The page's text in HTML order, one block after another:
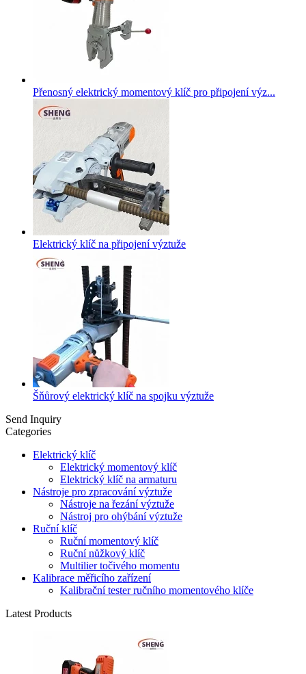
Přenosný elektrický momentový klíč pro připojení výz...
Elektrický klíč na připojení výztuže
Šňůrový elektrický klíč na spojku výztuže
Send Inquiry
Categories
Elektrický klíč
Elektrický momentový klíč
Elektrický klíč na armaturu
Nástroje pro zpracování výztuže
Nástroje na řezání výztuže
Nástroj pro ohýbání výztuže
Ruční klíč
Ruční momentový klíč
Ruční nůžkový klíč
Multilier točivého momentu
Kalibrace měřicího zařízení
Kalibrační tester ručního momentového klíče
Latest Products